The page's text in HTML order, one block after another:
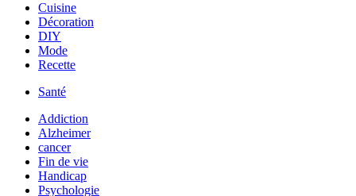
Cuisine
Décoration
DIY
Mode
Recette
Santé
Addiction
Alzheimer
cancer
Fin de vie
Handicap
Psychologie